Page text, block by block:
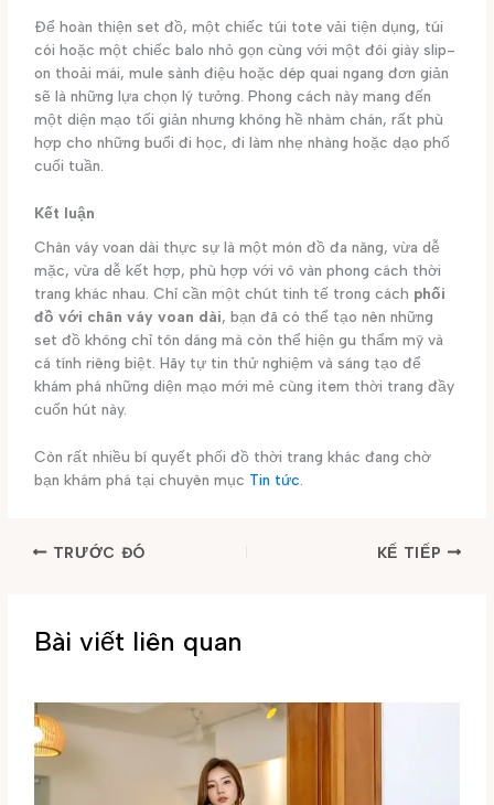
Để hoàn thiện set đồ, một chiếc túi tote vải tiện dụng, túi
cói hoặc một chiếc balo nhỏ gọn cùng với một đôi giày slip-
on thoải mái, mule sành điệu hoặc dép quai ngang đơn giản
sẽ là những lựa chọn lý tưởng. Phong cách này mang đến
một diện mạo tối giản nhưng không hề nhàm chán, rất phù
hợp cho những buổi đi học, đi làm nhẹ nhàng hoặc dạo phố
cuối tuần.
Kết luận
Chân váy voan dài thực sự là một món đồ đa năng, vừa dễ
mặc, vừa dễ kết hợp, phù hợp với vô vàn phong cách thời
trang khác nhau. Chỉ cần một chút tinh tế trong cách phối
đồ với chân váy voan dài, bạn đã có thể tạo nên những
set đồ không chỉ tôn dáng mà còn thể hiện gu thẩm mỹ và
cá tính riêng biệt. Hãy tự tin thử nghiệm và sáng tạo để
khám phá những diện mạo mới mẻ cùng item thời trang đầy
cuốn hút này.
Còn rất nhiều bí quyết phối đồ thời trang khác đang chờ
bạn khám phá tại chuyên mục Tin tức
TRƯỚC ĐÓ KẾ TIẾP
Bài viết liên quan